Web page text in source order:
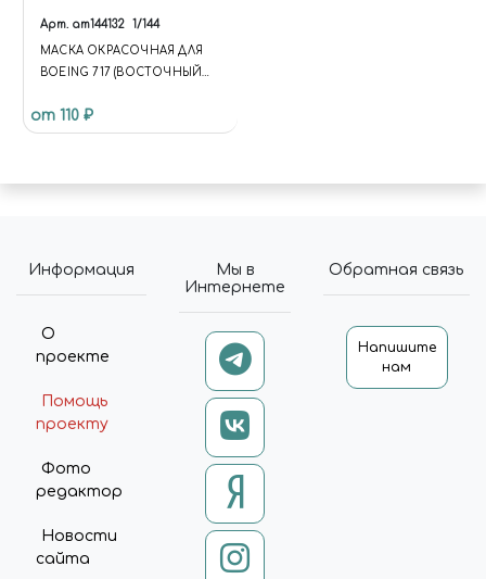
Арт. am144132 1/144
МАСКА ОКРАСОЧНАЯ ДЛЯ
BOEING 717 (ВОСТОЧНЫЙ
от 110 ₽
Информация
О
проекте
Помощь
проекту
Фото
редактор
Новости
сайта
Мы в
Интернете
Обратная связь
Напишите
нам